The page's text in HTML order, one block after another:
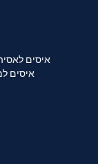
איסים
איסים